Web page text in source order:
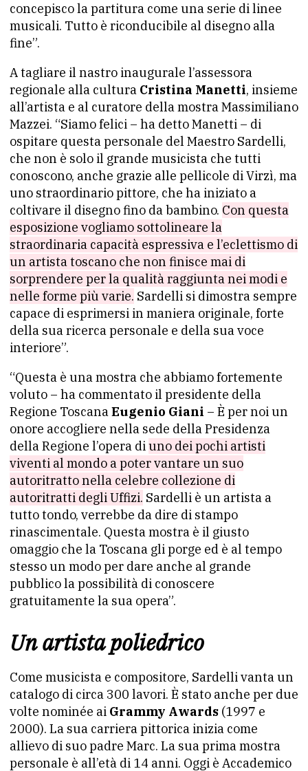
concepisco la partitura come una serie di linee
musicali. Tutto è riconducibile al disegno alla
fine”.
A tagliare il nastro inaugurale l’assessora
regionale alla cultura Cristina Manetti, insieme
all’artista e al curatore della mostra Massimiliano
Mazzei. “Siamo felici – ha detto Manetti – di
ospitare questa personale del Maestro Sardelli,
che non è solo il grande musicista che tutti
conoscono, anche grazie alle pellicole di Virzì, ma
uno straordinario pittore, che ha iniziato a
coltivare il disegno fino da bambino. Con questa
esposizione vogliamo sottolineare la
straordinaria capacità espressiva e l’eclettismo di
un artista toscano che non finisce mai di
sorprendere per la qualità raggiunta nei modi e
nelle forme più varie. Sardelli si dimostra sempre
capace di esprimersi in maniera originale, forte
della sua ricerca personale e della sua voce
interiore”.
“Questa è una mostra che abbiamo fortemente
voluto – ha commentato il presidente della
Regione ToscanaEugenio Giani – È per noi un
onore accogliere nella sede della Presidenza
della Regione l’opera diuno dei pochi artisti
viventi al mondo a poter vantare un suo
autoritratto nella celebre collezione di
autoritratti degli Uffizi. Sardelli è un artista a
tutto tondo, verrebbe da dire di stampo
rinascimentale. Questa mostra è il giusto
omaggio che la Toscana gli porge ed è al tempo
stesso un modo per dare anche al grande
pubblico la possibilità di conoscere
gratuitamente la sua opera”.
Un artista poliedrico
Come musicista e compositore, Sardelli vanta un
catalogo di circa 300 lavori. È stato anche per due
volte nominée ai Grammy Awards (1997 e
2000). La sua carriera pittorica inizia come
allievo di suo padre Marc. La sua prima mostra
personale è all’età di 14 anni. Oggi è Accademico